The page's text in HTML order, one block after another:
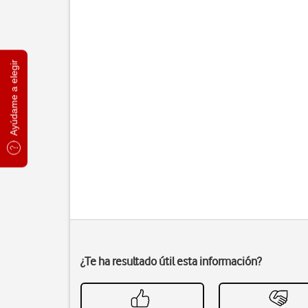
Ayúdame a elegir
¿Te ha resultado útil esta información?